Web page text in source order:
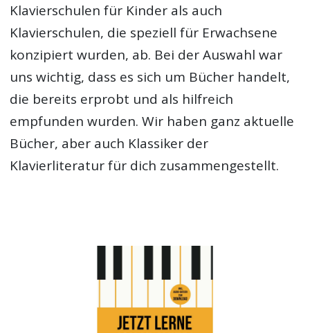
Klavierschulen für Kinder als auch
Klavierschulen, die speziell für Erwachsene
konzipiert wurden, ab. Bei der Auswahl war
uns wichtig, dass es sich um Bücher handelt,
die bereits erprobt und als hilfreich
empfunden wurden. Wir haben ganz aktuelle
Bücher, aber auch Klassiker der
Klavierliteratur für dich zusammengestellt.